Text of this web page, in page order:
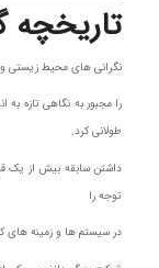
تاریخچه
نگرانی های محیط زیستی
را مجبور به نگاهی تازه به
طولانی کرد.
داشتن سابقه بیش از یک
توجه را
در سیستم ها و زمینه های